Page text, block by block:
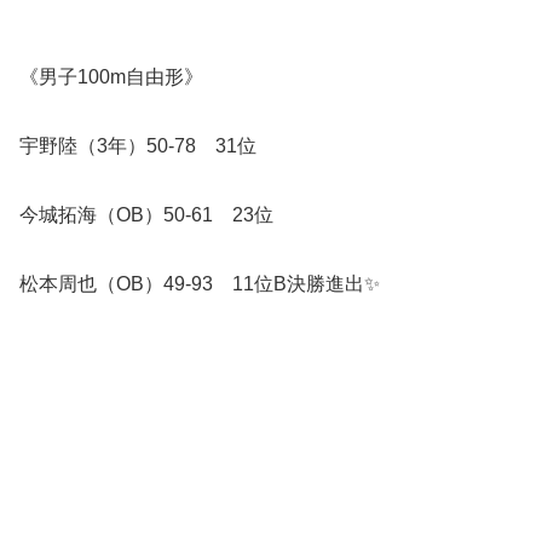
《男子100m自由形》
宇野陸（3年）50-78 31位
今城拓海（OB）50-61 23位
松本周也（OB）49-93 11位B決勝進出✨️